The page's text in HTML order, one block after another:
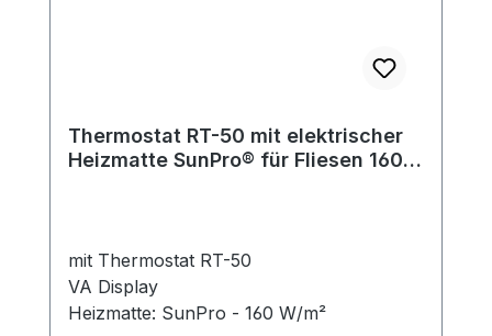
Thermostat RT-50 mit elektrischer
Heizmatte SunPro® für Fliesen 160
mit Thermostat RT-50
VA Display
Heizmatte: SunPro - 160 W/m²